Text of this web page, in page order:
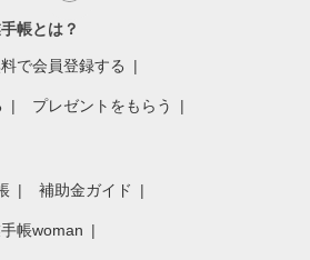
帳とは？
で会員登録する
プレゼントをもらう
補助金ガイド
帳woman